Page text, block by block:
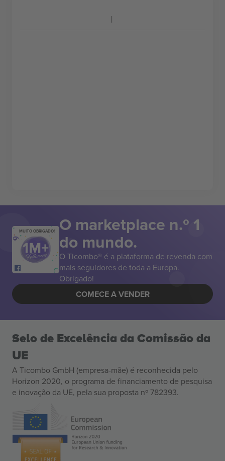
MUITO OBRIGADO! O marketplace n.º 1
do mundo.
O Ticombo® é a plataforma de revenda com
mais seguidores de toda a Europa.
Obrigado!
COMECE A VENDER
Selo de Excelência da Comissão da
UE
A Ticombo GmbH (empresa-mãe) é reconhecida pelo
Horizon 2020, o programa de financiamento de pesquisa
e inovação da UE, pela sua proposta nº 782393.